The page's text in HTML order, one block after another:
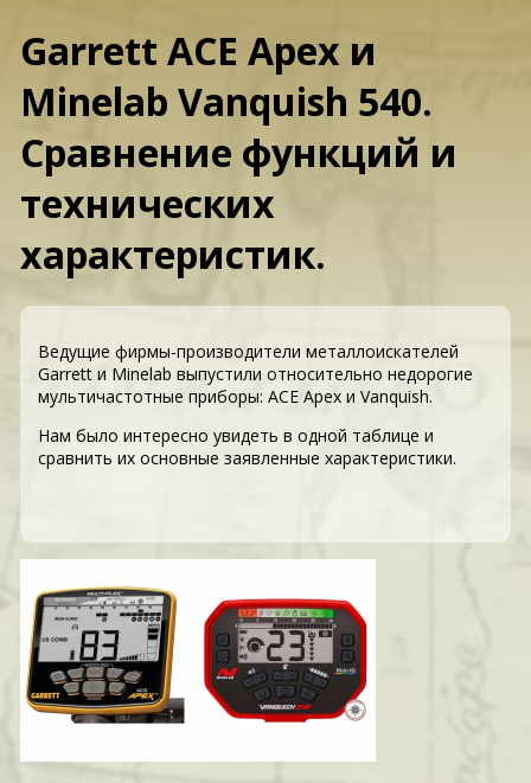
Garrett ACE Apex и
Minelab Vanquish 540.
Сравнение функций и
технических
характеристик.
Ведущие фирмы-производители металлоискателей
Garrett и Minelab выпустили относительно недорогие
мультичастотные приборы: ACE Apex и Vanquish.
Нам было интересно увидеть в одной таблице и
сравнить их основные заявленные характеристики.